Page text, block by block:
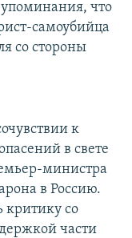
упоминания, что
самоубийца
со стороны
к
в свете
министра
в Россию.
критику со
части